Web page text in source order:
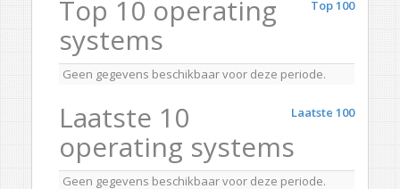
Top 100
Top 10 operating
systems
Geen gegevens beschikbaar voor deze periode.
Laatste 100
Laatste 10
operating systems
Geen gegevens beschikbaar voor deze periode.